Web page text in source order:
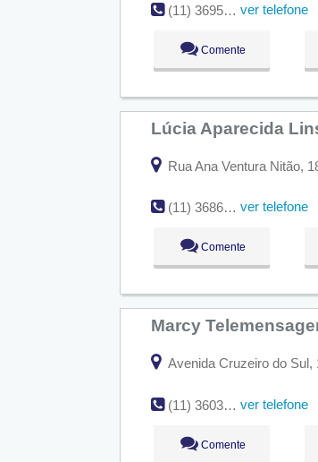
(11) 3695-4045 ver telefone
Comente
Lúcia Aparecida
Rua Ana Ventura Nitão,
(11) 3686-4675 ver telefone
Comente
Marcy
Avenida Cruzeiro do
(11) 3603-6326 ver telefone
Comente